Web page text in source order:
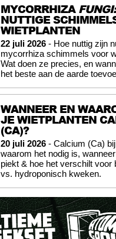
MYCORRHIZAFUNGI:
NUTTIGE
WIETPLANTEN
22 juli 2026 - Hoe nuttig zijn
mycorrhiza schimmels voor
Wat doen ze precies, en
het beste aan de aarde
WANNEER EN
JE WIETPLANTEN
(CA)?
20 juli 2026 - Calcium (Ca)
waarom het nodig is,
piekt & hoe het verschilt voor
vs. hydroponisch kweken.